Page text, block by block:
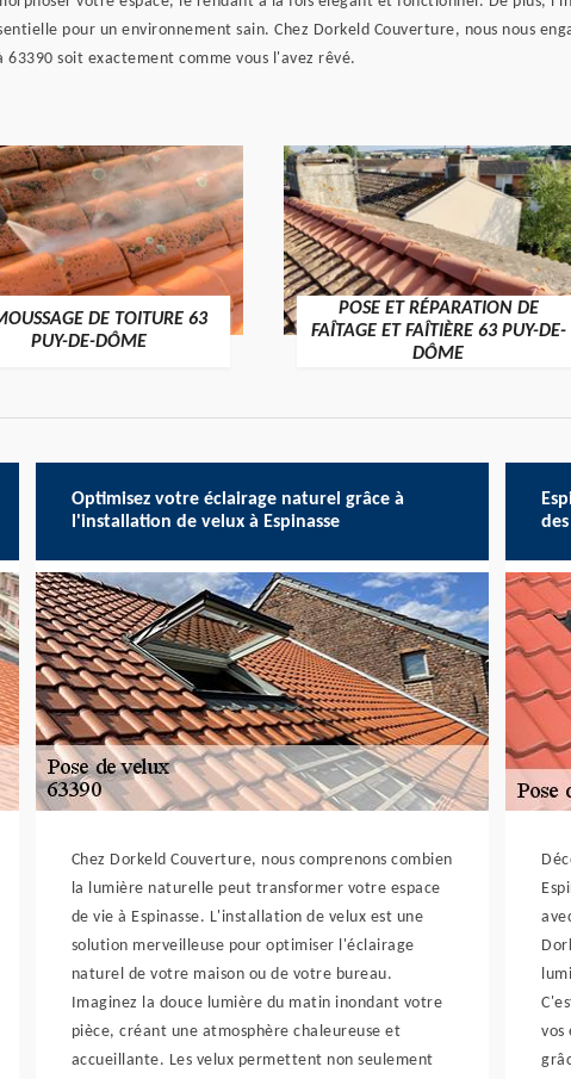
pour un environnement sain. Chez Dorkeld Couverture, nous nous
soit exactement comme vous l'avez rêvé.
DE TOITURE 63
PUY-DE-DÔME
POSE ET RÉPARATION DE
FAÎTAGE ET FAÎTIÈRE 63 PUY-DE-
DÔME
Optimisez votre éclairage naturel grâce à
l'installation de velux à Espinasse
Chez Dorkeld Couverture, nous comprenons combien
la lumière naturelle peut transformer votre espace
de vie à Espinasse. L'installation de velux est une
solution merveilleuse pour optimiser l'éclairage
naturel de votre maison ou de votre bureau.
Imaginez la douce lumière du matin inondant votre
pièce, créant une atmosphère chaleureuse et
accueillante. Les velux permettent non seulement
vos